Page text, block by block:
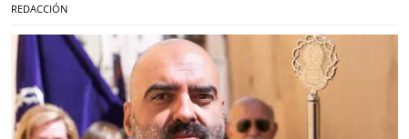
REDACCIÓN